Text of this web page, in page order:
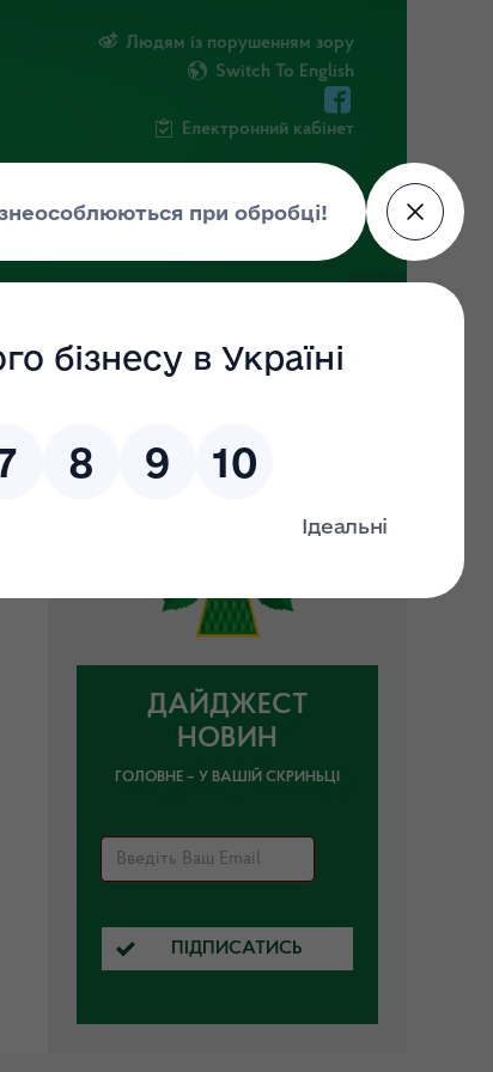
Людям із порушенням зору
Switch To English
Електронний кабінет
ДАЙДЖЕСТ
НОВИН
ГОЛОВНЕ – У ВАШІЙ СКРИНЬЦІ
ПІДПИСАТИСЬ